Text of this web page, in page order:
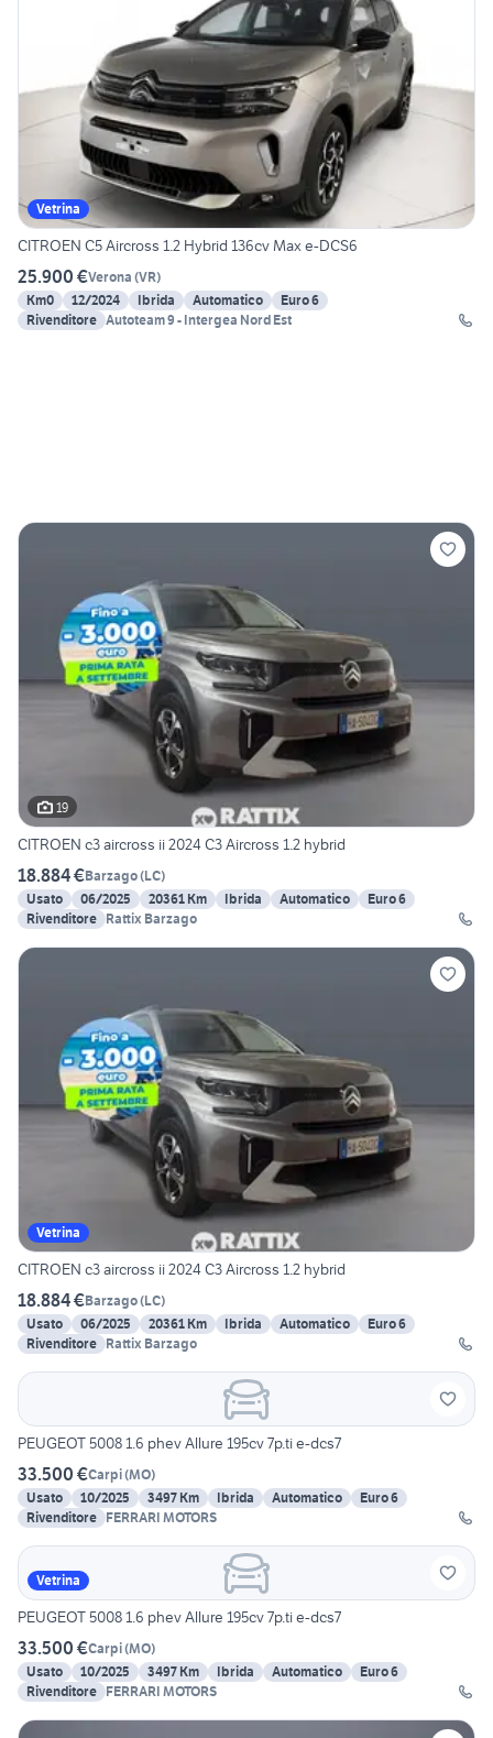
Vetrina
CITROEN C5 Aircross 1.2 Hybrid 136cv Max e-DCS6
25.900 €Verona (VR)
Km0
12/2024 Ibrida Automatico
Euro 6
Rivenditore Autoteam 9 - Intergea Nord Est
19
CITROEN c3 aircross ii 2024 C3 Aircross 1.2 hybrid
18.884 €Barzago(LC)
Usato
06/2025 20361 Km Ibrida Automatico
Euro 6
Rivenditore Rattix Barzago
Vetrina
CITROEN c3 aircross ii 2024 C3 Aircross 1.2 hybrid
18.884 €Barzago(LC)
Usato
06/2025 20361 Km Ibrida Automatico
Euro 6
Rivenditore Rattix Barzago
PEUGEOT 5008 1.6 phev Allure 195cv 7p.ti e-dcs7
33.500 €Carpi(MO)
Usato
10/2025 3497 Km Ibrida Automatico
Euro 6
Rivenditore FERRARI MOTORS
Vetrina
PEUGEOT 5008 1.6 phev Allure 195cv 7p.ti e-dcs7
33.500 €Carpi(MO)
Usato
10/2025 3497 Km Ibrida Automatico
Euro 6
Rivenditore FERRARI MOTORS